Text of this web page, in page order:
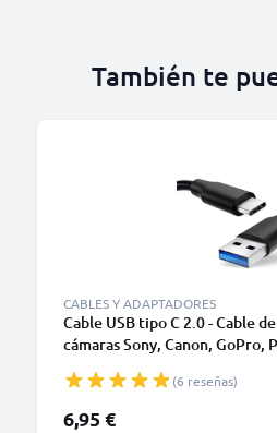
También te
CABLES Y ADAPTADORES
Cable USB tipo C 2.0 - Cable
cámaras Sony, Canon, GoPro,
cargador USB tipo C(6 reseñas)
6,95 €